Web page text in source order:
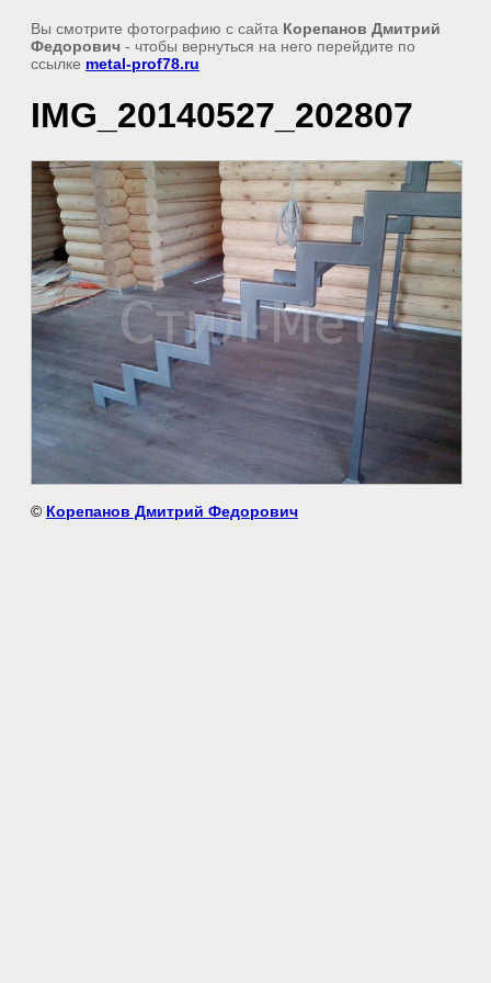
Вы смотрите фотографию с сайта Корепанов Дмитрий
Федорович - чтобы вернуться на него перейдите по
ссылке metal-prof78.ru
IMG_20140527_202807
© Корепанов Дмитрий Федорович